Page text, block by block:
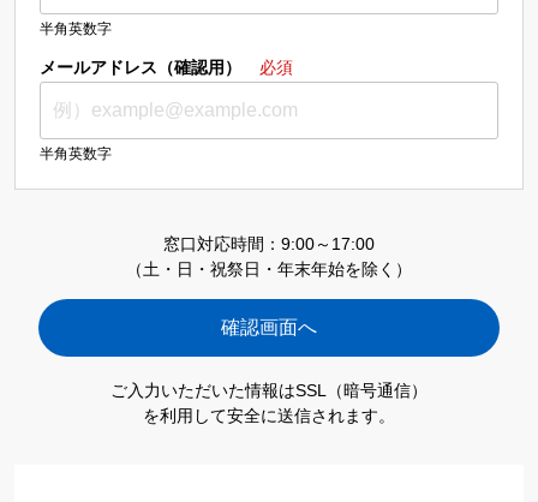
半角英数字
メールアドレス（確認用） 必須
半角英数字
窓口対応時間：9:00～17:00
（土・日・祝祭日・年末年始を除く）
ご入力いただいた情報はSSL（暗号通信）
を利用して安全に送信されます。